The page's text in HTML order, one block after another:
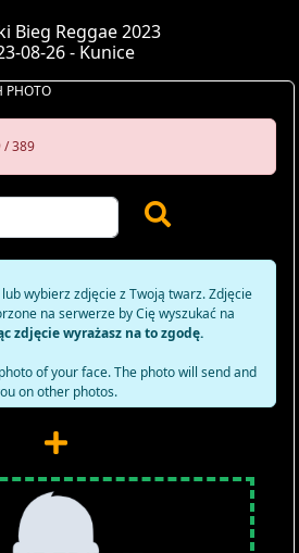
Bieg Reggae 2023
08-26 - Kunice
PHOTO
/ 389
wybierz zdjęcie z Twoją twarz. Zdjęcie
na serwerze by Cię wyszukać na
zdjęcie wyrażasz na to zgodę.
of your face. The photo will send and
on other photos.